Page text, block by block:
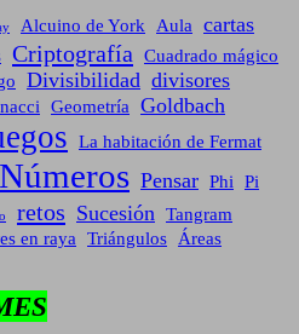
Alcuino de York Aula cartas
Criptografía Cuadrado mágico
Divisibilidad divisores
Geometría Goldbach
La habitación de Fermat
Números Pensar Phi Pi
retos Sucesión Tangram
en raya Triángulos Áreas